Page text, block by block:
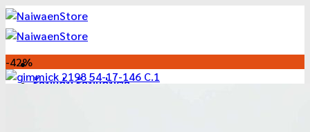
ข้าม
ไป
ยัง
เนื้อหา
ร้านแว่น ร้านแว่นตา
-42%